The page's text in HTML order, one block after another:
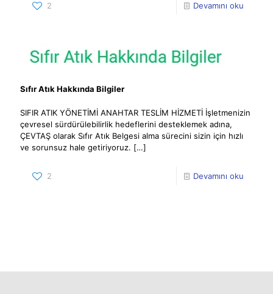
2 Devamını oku
Sıfır Atık Hakkında Bilgiler
SIFIR ATIK YÖNETİMİ ANAHTAR TESLİM HİZMETİ İşletmenizin
çevresel sürdürülebilirlik hedeflerini desteklemek adına,
ÇEVTAŞ olarak Sıfır Atık Belgesi alma sürecini sizin için hızlı
ve sorunsuz hale getiriyoruz. […]
2 Devamını oku